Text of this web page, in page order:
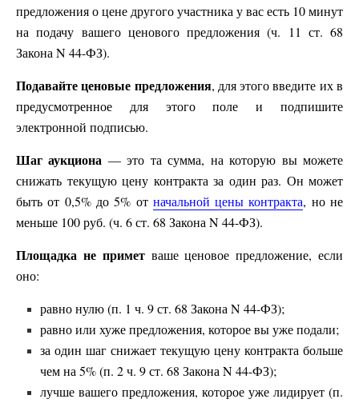
предложения о цене другого участника у вас есть 10 минут
на подачу вашего ценового предложения (ч. 11 ст. 68
Закона N 44-ФЗ).
Подавайте ценовые предложения, для этого введите их в
предусмотренное для этого поле и подпишите
электронной подписью.
Шаг аукциона — это та сумма, на которую вы можете
снижать текущую цену контракта за один раз. Он может
быть от 0,5% до 5% от начальной цены контракта, но не
меньше 100 руб. (ч. 6 ст. 68 Закона N 44-ФЗ).
Площадка не приметваше ценовое предложение, если
оно:
равно нулю (п. 1 ч. 9 ст. 68 Закона N 44-ФЗ);
равно или хуже предложения, которое вы уже подали;
за один шаг снижает текущую цену контракта больше
чем на 5% (п. 2 ч. 9 ст. 68 Закона N 44-ФЗ);
лучше вашего предложения, которое уже лидирует (п.